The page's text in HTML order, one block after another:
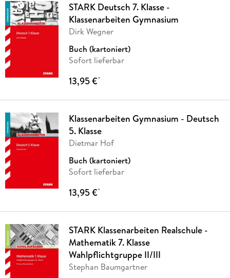
STARK Deutsch 7. Klasse -
Klassenarbeiten Gymnasium
Dirk Wegner
Buch (kartoniert)
Sofort lieferbar
13,95 €*
Klassenarbeiten Gymnasium - Deutsch
5. Klasse
Dietmar Hof
Buch (kartoniert)
Sofort lieferbar
13,95 €*
STARK Klassenarbeiten Realschule -
Mathematik 7. Klasse
Wahlpflichtgruppe II/III
Stephan Baumgartner